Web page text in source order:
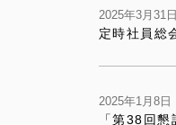
2025年3月31
定時社員総
2025年1月8日
「第38回